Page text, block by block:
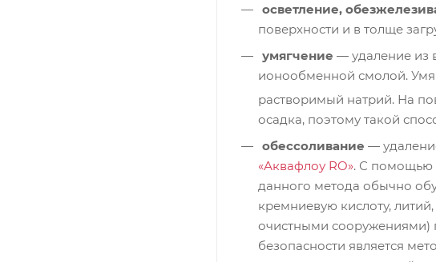
осветление,
поверхности и в толще
умягчение — удаление из
ионообменной смолой.
растворимый натрий. На
осадка, поэтому такой
обессоливание —
«Аквафлоу RO». С помощью
данного метода обычно
кремниевую кислоту,
очистными сооружениями)
безопасности является